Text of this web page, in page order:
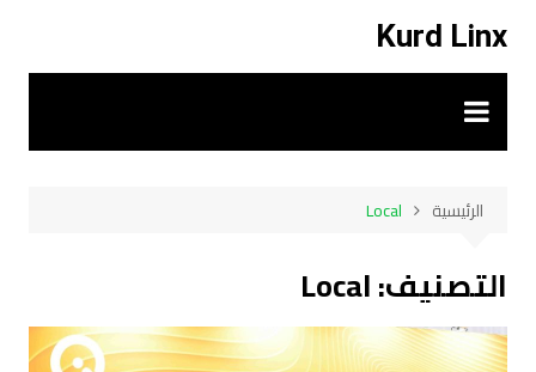
المحتوى
Kurd Linx
الرئيسية Local
التصنيف:Local